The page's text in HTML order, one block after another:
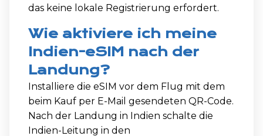
das keine lokale Registrierung erfordert.
Wie aktiviere ich meine
Indien-eSIM nach der
Landung?
Installiere die eSIM vor dem Flug mit dem
beim Kauf per E-Mail gesendeten QR-Code.
Nach der Landung in Indien schalte die
Indien-Leitung in den